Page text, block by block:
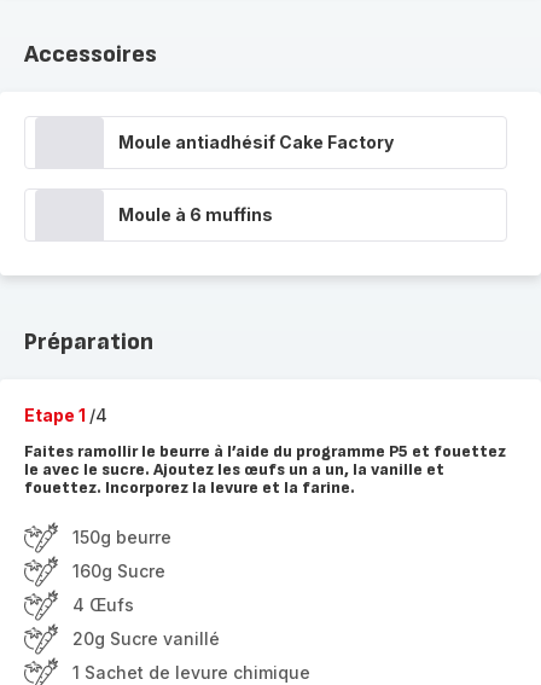
Accessoires
Moule antiadhésif Cake Factory
Moule à 6 muffins
Préparation
Etape 1 /4
Faites ramollir le beurre à l’aide du programme P5 et fouettez
le avec le sucre. Ajoutez les œufs un a un, la vanille et
fouettez. Incorporez la levure et la farine.
150g beurre
160g Sucre
4 Œufs
20g Sucre vanillé
1 Sachet de levure chimique